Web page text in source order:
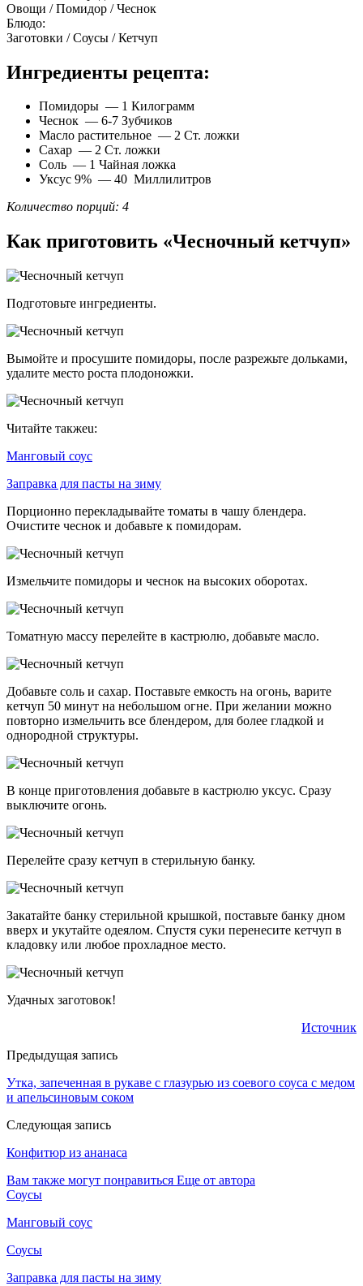
Овощи / Помидор / Чеснок
Блюдо:
Заготовки / Соусы / Кетчуп
Ингредиенты рецепта:
Помидоры — 1 Килограмм
Чеснок — 6-7 Зубчиков
Масло растительное — 2 Ст. ложки
Сахар — 2 Ст. ложки
Соль — 1 Чайная ложка
Уксус 9% — 40 Миллилитров
Количество порций: 4
Как приготовить «Чесночный кетчуп»
Подготовьте ингредиенты.
Вымойте и просушите помидоры, после разрежьте дольками,
удалите место роста плодоножки.
Читайте такжеu:
Манговый соус
Заправка для пасты на зиму
Порционно перекладывайте томаты в чашу блендера.
Очистите чеснок и добавьте к помидорам.
Измельчите помидоры и чеснок на высоких оборотах.
Томатную массу перелейте в кастрюлю, добавьте масло.
Добавьте соль и сахар. Поставьте емкость на огонь, варите
кетчуп 50 минут на небольшом огне. При желании можно
повторно измельчить все блендером, для более гладкой и
однородной структуры.
В конце приготовления добавьте в кастрюлю уксус. Сразу
выключите огонь.
Перелейте сразу кетчуп в стерильную банку.
Закатайте банку стерильной крышкой, поставьте банку дном
вверх и укутайте одеялом. Спустя суки перенесите кетчуп в
кладовку или любое прохладное место.
Удачных заготовок!
Источник
Предыдущая запись
Утка, запеченная в рукаве с глазурью из соевого соуса с медом
и апельсиновым соком
Следующая запись
Конфитюр из ананаса
Вам также могут понравиться Еще от автора
Соусы
Манговый соус
Соусы
Заправка для пасты на зиму